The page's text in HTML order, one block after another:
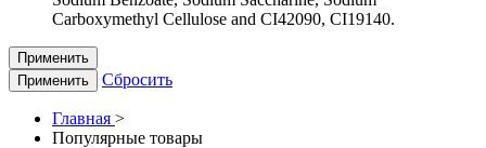
Carboxymethyl Cellulose and CI42090, CI19140.
Применить
Применить
Сбросить
Главная >
Популярные товары